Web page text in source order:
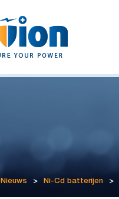
Nieuws > Ni-Cd batterijen >